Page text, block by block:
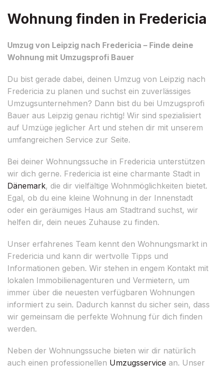
Wohnung finden in Fredericia
Umzug von Leipzig nach Fredericia – Finde deine
Wohnung mit Umzugsprofi Bauer
Du bist gerade dabei, deinen Umzug von Leipzig nach
Fredericia zu planen und suchst ein zuverlässiges
Umzugsunternehmen? Dann bist du bei Umzugsprofi
Bauer aus Leipzig genau richtig! Wir sind spezialisiert
auf Umzüge jeglicher Art und stehen dir mit unserem
umfangreichen Service zur Seite.
Bei deiner Wohnungssuche in Fredericia unterstützen
wir dich gerne. Fredericia ist eine charmante Stadt in
Dänemark, die dir vielfältige Wohnmöglichkeiten bietet.
Egal, ob du eine kleine Wohnung in der Innenstadt
oder ein geräumiges Haus am Stadtrand suchst, wir
helfen dir, dein neues Zuhause zu finden.
Unser erfahrenes Team kennt den Wohnungsmarkt in
Fredericia und kann dir wertvolle Tipps und
Informationen geben. Wir stehen in engem Kontakt mit
lokalen Immobilienagenturen und Vermietern, um
immer über die neuesten verfügbaren Wohnungen
informiert zu sein. Dadurch kannst du sicher sein, dass
wir gemeinsam die perfekte Wohnung für dich finden
werden.
Neben der Wohnungssuche bieten wir dir natürlich
auch einen professionellen Umzugsservice an. Unser